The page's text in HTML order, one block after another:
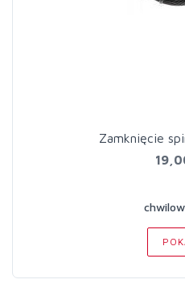
Zamknięcie